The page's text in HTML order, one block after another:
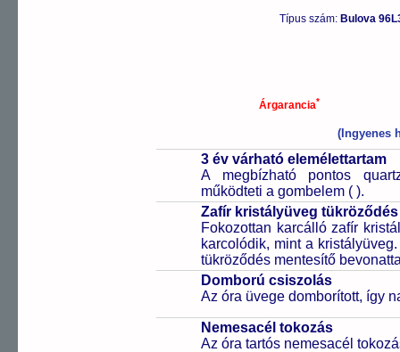
Típus szám: Bulova
Árgarancia*
(Ingyenes
3 év várható elemélettartam
A megbízható pontos
működteti a gombelem ( ).
Zafír kristályüveg
Fokozottan karcálló zafír
karcolódik, mint a
tükröződés mentesítő
Domború csiszolás
Az óra üvege domborított, így
Nemesacél tokozás
Az óra tartós nemesacél